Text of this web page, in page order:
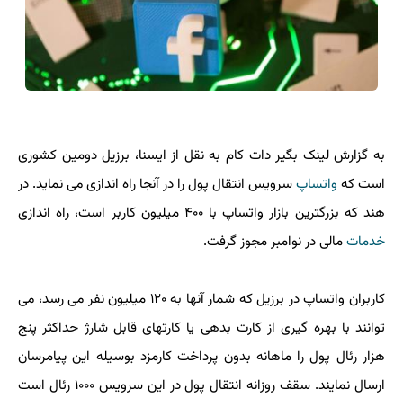
به گزارش لینک بگیر دات کام به نقل از ایسنا، برزیل دومین کشوری
است که واتساپسرویس انتقال پول را در آنجا راه اندازی می نماید. در
هند که بزرگترین بازار واتساپ با ۴۰۰ میلیون کاربر است، راه اندازی
خدماتمالی در نوامبر مجوز گرفت.
کاربران واتساپ در برزیل که شمار آنها به ۱۲۰ میلیون نفر می رسد، می
توانند با بهره گیری از کارت بدهی یا کارتهای قابل شارژ حداکثر پنج
هزار رئال پول را ماهانه بدون پرداخت کارمزد بوسیله این پیامرسان
ارسال نمایند. سقف روزانه انتقال پول در این سرویس ۱۰۰۰ رئال است